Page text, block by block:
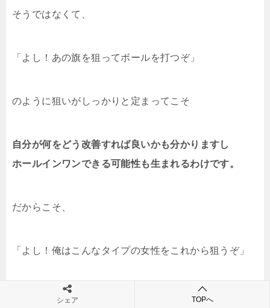
そうではなくて、
「よし！あの旗を狙ってボールを打つぞ」
のように狙いがしっかりと定まってこそ
自分が何をどう改善すれば良いかも分かりますし
ホールインワンできる可能性も生まれるわけです。
だからこそ、
「よし！俺はこんなタイプの女性をこれから狙うぞ」
のように、しっかりと自分の脳みその中で
シェア TOPへ